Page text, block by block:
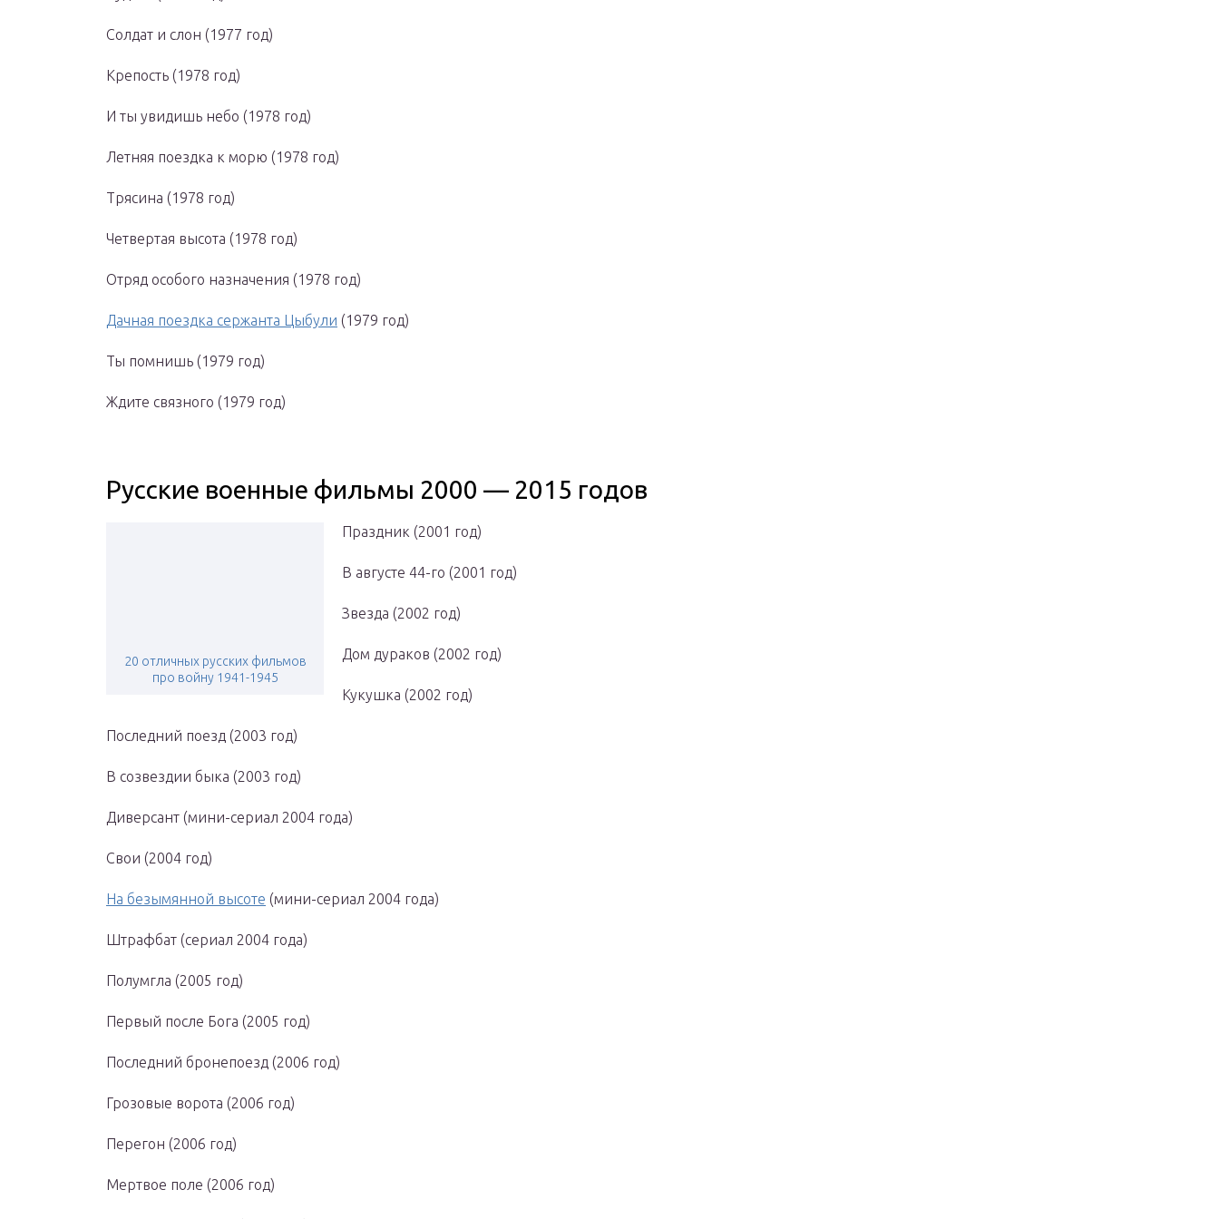
Солдат и слон (1977 год)
Крепость (1978 год)
И ты увидишь небо (1978 год)
Летняя поездка к морю (1978 год)
Трясина (1978 год)
Четвертая высота (1978 год)
Отряд особого назначения (1978 год)
Дачная поездка сержанта Цыбули (1979 год)
Ты помнишь (1979 год)
Ждите связного (1979 год)
Русские военные фильмы 2000 — 2015 годов
20 отличных русских фильмов
про войну 1941-1945
Праздник (2001 год)
В августе 44-го (2001 год)
Звезда (2002 год)
Дом дураков (2002 год)
Кукушка (2002 год)
Последний поезд (2003 год)
В созвездии быка (2003 год)
Диверсант (мини-сериал 2004 года)
Свои (2004 год)
На безымянной высоте (мини-сериал 2004 года)
Штрафбат (сериал 2004 года)
Полумгла (2005 год)
Первый после Бога (2005 год)
Последний бронепоезд (2006 год)
Грозовые ворота (2006 год)
Перегон (2006 год)
Мертвое поле (2006 год)